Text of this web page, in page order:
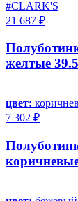
#CLARK'S
21 687 ₽
желтые
цвет:
7 302 ₽